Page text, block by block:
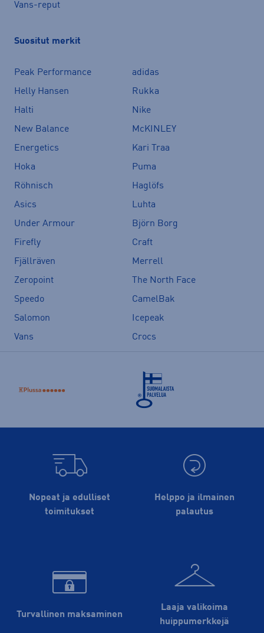
Vans-reput
Suositut merkit
Peak Performance
adidas
Helly Hansen
Rukka
Halti
Nike
New Balance
McKINLEY
Energetics
Kari Traa
Hoka
Puma
Röhnisch
Haglöfs
Asics
Luhta
Under Armour
Björn Borg
Firefly
Craft
Fjällräven
Merrell
Zeropoint
The North Face
Speedo
CamelBak
Salomon
Icepeak
Vans
Crocs
Nopeat ja edulliset
toimitukset
Helppo ja ilmainen
palautus
Turvallinen maksaminen
Laaja valikoima
huippu­merkkejä